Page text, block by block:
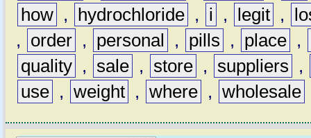
how , hydrochloride , i , legit ,
,
order , personal , pills , place ,
quality , sale , store , suppliers
,
use , weight , where , wholesale